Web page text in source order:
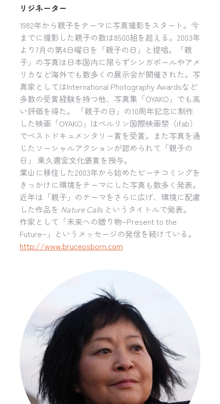
リジネーター
1982年から親子をテーマに写真撮影をスタート。今
までに撮影した親子の数は8500組を超える。2003年
より7月の第4日曜日を「親子の日」と提唱。「親
子」の写真は日本国内に限らずシンガポールやアメ
リカなど海外でも数多くの展示会が開催された。写
真家としてはInternational Photography Awardsなど
多数の受賞経験を持つ他、写真集「OYAKO」でも高
い評価を得た。 「親子の日」の10周年記念に制作
した映画「OYAKO」はベルリン国際映画祭（ifab）
でベストドキュメンタリー賞を受賞。また写真を通
じたソーシャルアクションが認められて「親子の
日」 東久邇宮文化褒賞を授与。
葉山に移住した2003年から始めたビーチコミングを
きっかけに環境をテーマにした写真も数多く発表。
近年は「親子」のテーマをさらに広げ、環境に配慮
した作品を Nature Callsというタイトルで発表。
作家として「未来への贈り物~Present to the
Future~」というメッセージの発信を続けている。
http://www.bruceosborn.com